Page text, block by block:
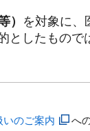
） を対象に、
したもので
いのご案内 へ